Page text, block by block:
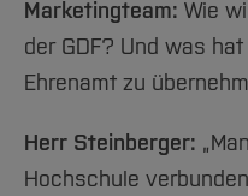
Marketingteam: Wie
der GDF? Und was
Ehrenamt zu
Herr Steinberger:
Hochschule